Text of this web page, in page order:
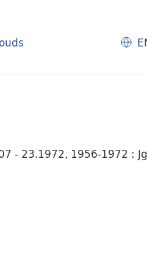
- 23.1972, 1956-1972 :